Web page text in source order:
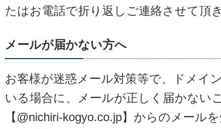
たはお電話で折り返しご連絡させて頂
メールが届かない方へ
お客様が迷惑メール対策等で、ドメイ
いる場合に、メールが正しく届かない
【@nichiri-kogyo.co.jp】からのメール